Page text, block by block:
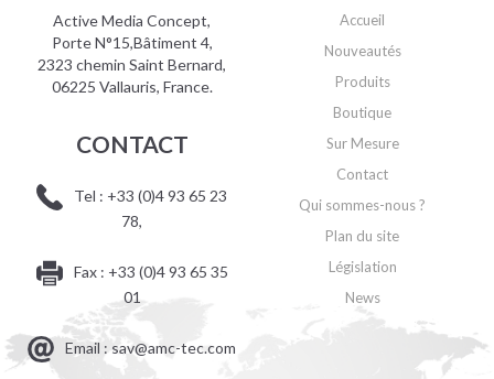
Active Media Concept,
Porte N°15,Bâtiment 4,
2323 chemin Saint Bernard,
06225 Vallauris, France.
CONTACT
Tel : +33 (0)4 93 65 23
78,
Fax : +33 (0)4 93 65 35
01
Email : sav@amc-tec.com
Accueil
Nouveautés
Produits
Boutique
Sur Mesure
Contact
Qui sommes-nous ?
Plan du site
Législation
News